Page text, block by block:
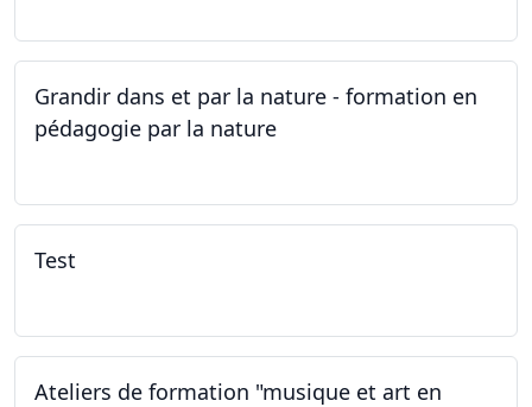
Grandir dans et par la nature - formation en
pédagogie par la nature
Test
Ateliers de formation "musique et art en